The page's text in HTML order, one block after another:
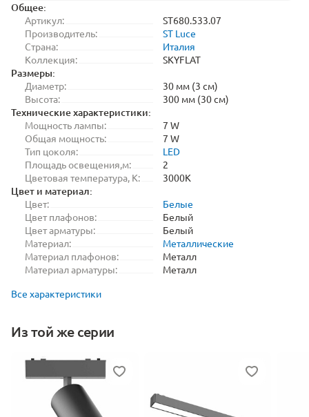
Общее:
Артикул:
ST680.533.07
Производитель:
ST Luce
Страна:
Италия
Коллекция:
SKYFLAT
Размеры:
Диаметр:
30 мм (3 см)
Высота:
300 мм (30 см)
Технические характеристики:
Мощность лампы:
7 W
Общая мощность:
7 W
Тип цоколя:
LED
Площадь освещения,м:
2
Цветовая температура, K:
3000K
Цвет и материал:
Цвет:
Белые
Цвет плафонов:
Белый
Цвет арматуры:
Белый
Материал:
Металлические
Материал плафонов:
Металл
Материал арматуры:
Металл
Все характеристики
Из той же серии